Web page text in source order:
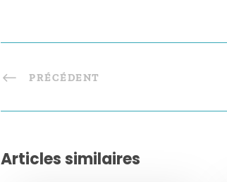
PRÉCÉDENT
Articles similaires